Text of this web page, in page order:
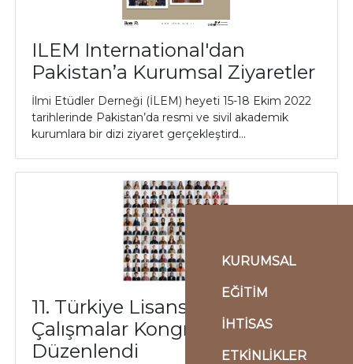
KURUMSAL
EĞİTİM
İHTİSAS
ETKİNLİKLER
ILEM International'dan
Pakistan’a Kurumsal Ziyaretler
İlmi Etüdler Derneği (İLEM) heyeti 15-18 Ekim 2022
tarihlerinde Pakistan’da resmi ve sivil akademik
kurumlara bir dizi ziyaret gerçekleştird...
11. Türkiye Lisansüstü
Çalışmalar Kongresi Mardin'de
Düzenlendi